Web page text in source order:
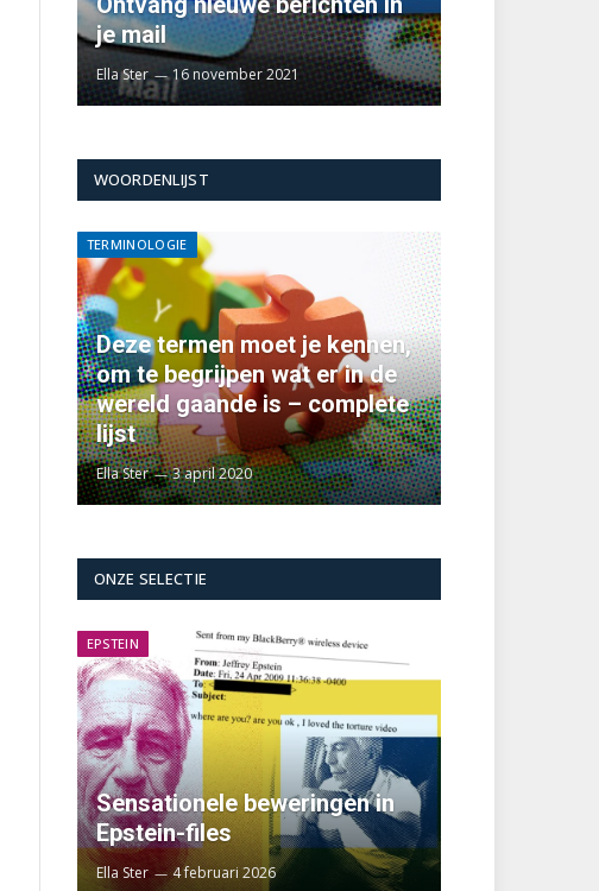
je mail
Ella Ster 16 november 2021
WOORDENLIJST
TERMINOLOGIE
Deze termen moet je kennen,
om te begrijpen wat er in de
wereld gaande is – complete
lijst
Ella Ster 3 april 2020
ONZE SELECTIE
EPSTEIN
Sensationele beweringen in
Epstein-files
Ella Ster 4 februari 2026